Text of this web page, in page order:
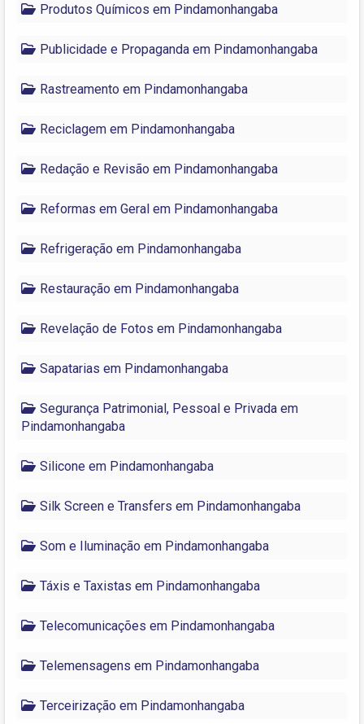
Produtos Químicos em Pindamonhangaba
Publicidade e Propaganda em Pindamonhangaba
Rastreamento em Pindamonhangaba
Reciclagem em Pindamonhangaba
Redação e Revisão em Pindamonhangaba
Reformas em Geral em Pindamonhangaba
Refrigeração em Pindamonhangaba
Restauração em Pindamonhangaba
Revelação de Fotos em Pindamonhangaba
Sapatarias em Pindamonhangaba
Segurança Patrimonial, Pessoal e Privada em
Pindamonhangaba
Silicone em Pindamonhangaba
Silk Screen e Transfers em Pindamonhangaba
Som e Iluminação em Pindamonhangaba
Táxis e Taxistas em Pindamonhangaba
Telecomunicações em Pindamonhangaba
Telemensagens em Pindamonhangaba
Terceirização em Pindamonhangaba